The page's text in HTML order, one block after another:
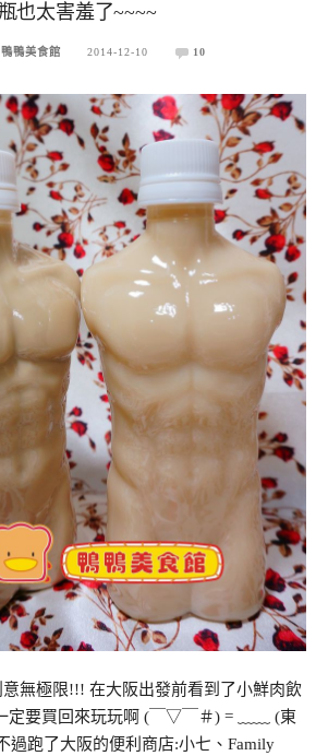
也太害羞了~~~~
鴨鴨美食館 2014-12-10 10
意無極限!!! 在大阪出發前看到了小鮮肉飲
定要買回來玩玩啊 (￣▽￣＃) = ﹏﹏ (東
跑了大阪的便利商店:小七、Family